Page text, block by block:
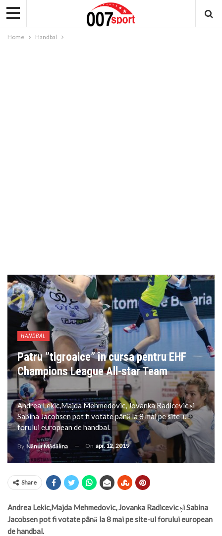
Home Handbal
HANDBAL
Patru ”tigroaice” în cursa pentru EHF
Champions League All-star Team
Andrea Lekic,Majda Mehmedovic, Jovanka Radicevic și
Sabina Jacobsen pot fi votate până la 8 mai pe site-ul
forului european de handbal.
By Nănuț Mădălina On apr. 12, 2019
Share
Andrea Lekic,Majda Mehmedovic, Jovanka Radicevic și Sabina
Jacobsen pot fi votate până la 8 mai pe site-ul forului european
de handbal.